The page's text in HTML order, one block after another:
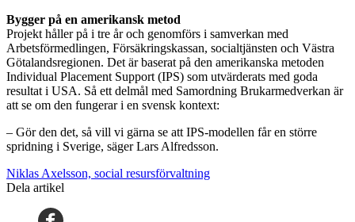
Bygger på en amerikansk metod
Projekt håller på i tre år och genomförs i samverkan med
Arbetsförmedlingen, Försäkringskassan, socialtjänsten och Västra
Götalandsregionen. Det är baserat på den amerikanska metoden
Individual Placement Support (IPS) som utvärderats med goda
resultat i USA. Så ett delmål med Samordning Brukarmedverkan är
att se om den fungerar i en svensk kontext:
– Gör den det, så vill vi gärna se att IPS-modellen får en större
spridning i Sverige, säger Lars Alfredsson.
Niklas Axelsson, social resursförvaltning
Dela artikel